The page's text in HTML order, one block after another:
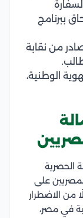
ببرنامج
من نقابة
الوطنية،
الحصرية
على
من الاضطرار
في مصر،